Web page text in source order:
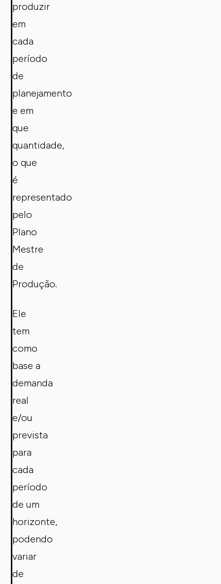
produzir
em
cada
período
de
planejamento
e em
que
quantidade,
o que
é
representado
pelo
Plano
Mestre
de
Produção.
Ele
tem
como
base a
demanda
real
e/ou
prevista
para
cada
período
de um
horizonte,
podendo
variar
de